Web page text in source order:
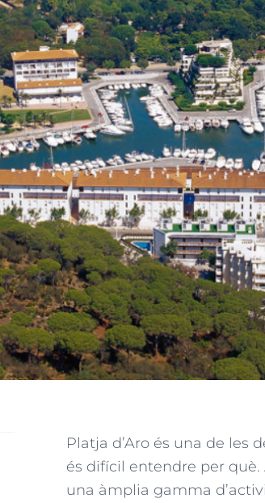
Platja d’Aro és una de les
és difícil entendre per
una àmplia gamma